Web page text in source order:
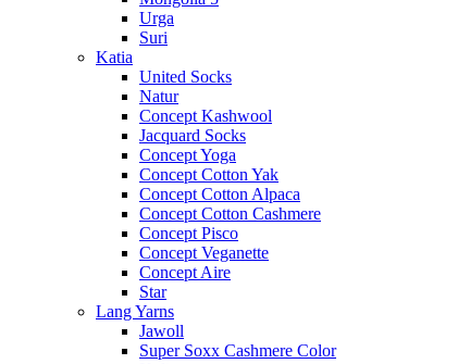
Urga
Suri
Katia
United Socks
Natur
Concept Kashwool
Jacquard Socks
Concept Yoga
Concept Cotton Yak
Concept Cotton Alpaca
Concept Cotton Cashmere
Concept Pisco
Concept Veganette
Concept Aire
Star
Lang Yarns
Jawoll
Super Soxx Cashmere Color